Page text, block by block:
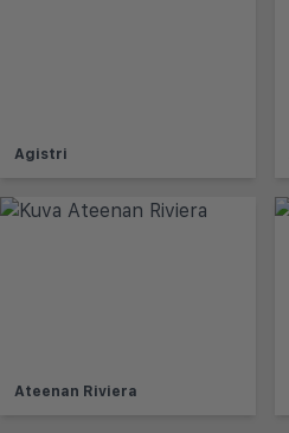
Agistri
Ateenan Riviera